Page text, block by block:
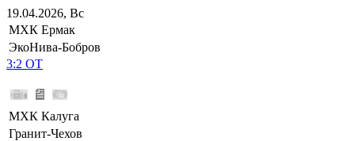
19.04.2026, Вс
МХК Ермак
ЭкоНива-Бобров
3:2 ОТ
МХК Калуга
Гранит-Чехов